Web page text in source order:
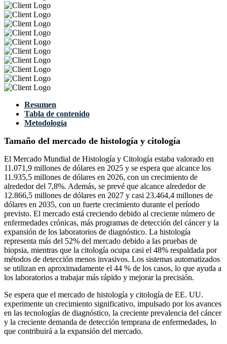
Resumen
Tabla de contenido
Metodología
Tamaño del mercado de histología y citología
El Mercado Mundial de Histología y Citología estaba valorado en
11.071,9 millones de dólares en 2025 y se espera que alcance los
11.935,5 millones de dólares en 2026, con un crecimiento de
alrededor del 7,8%. Además, se prevé que alcance alrededor de
12.866,5 millones de dólares en 2027 y casi 23.464,4 millones de
dólares en 2035, con un fuerte crecimiento durante el período
previsto. El mercado está creciendo debido al creciente número de
enfermedades crónicas, más programas de detección del cáncer y la
expansión de los laboratorios de diagnóstico. La histología
representa más del 52% del mercado debido a las pruebas de
biopsia, mientras que la citología ocupa casi el 48% respaldada por
métodos de detección menos invasivos. Los sistemas automatizados
se utilizan en aproximadamente el 44 % de los casos, lo que ayuda a
los laboratorios a trabajar más rápido y mejorar la precisión.
Se espera que el mercado de histología y citología de EE. UU.
experimente un crecimiento significativo, impulsado por los avances
en las tecnologías de diagnóstico, la creciente prevalencia del cáncer
y la creciente demanda de detección temprana de enfermedades, lo
que contribuirá a la expansión del mercado.